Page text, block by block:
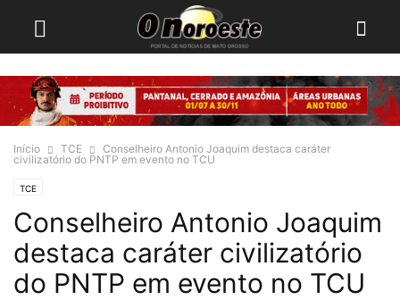
Início TCE
Conselheiro Antonio Joaquim destaca caráter
civilizatório do PNTP em evento no TCU
TCE
Conselheiro Antonio Joaquim
destaca caráter civilizatório
do PNTP em evento no TCU